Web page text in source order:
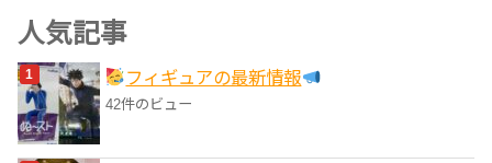
ゴ
リ
ー
人気記事
フィギュアの最新情報
42件のビュー